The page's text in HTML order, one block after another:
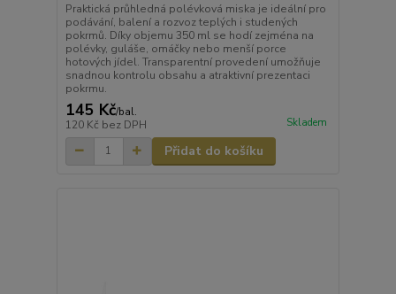
Praktická průhledná polévková miska je ideální pro
podávání, balení a rozvoz teplých i studených
pokrmů. Díky objemu 350 ml se hodí zejména na
polévky, guláše, omáčky nebo menší porce
hotových jídel. Transparentní provedení umožňuje
snadnou kontrolu obsahu a atraktivní prezentaci
pokrmu.
145 Kč/bal.
120 Kč bez DPH Skladem
Přidat do košíku